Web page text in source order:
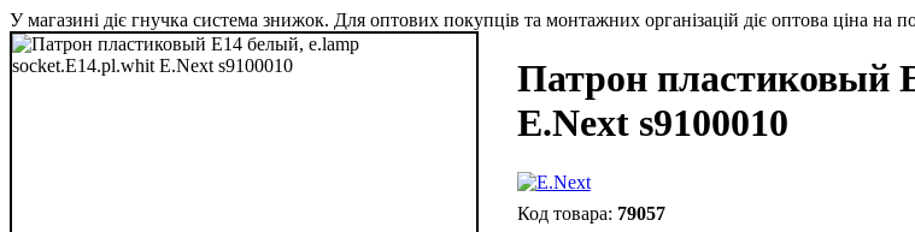
У магазині діє гнучка система знижок. Для оптових покупців та монтажних організацій діє оптова ціна на
Патрон пластиковый
E.Next s9100010
79057